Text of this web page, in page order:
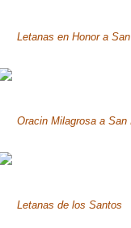
Letanas en Honor a
Oracin Milagrosa a
Letanas de los Santos